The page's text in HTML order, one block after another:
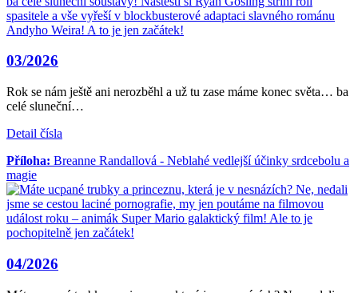
03/2026
Rok se nám ještě ani nerozběhl a už tu zase máme konec světa… ba
celé sluneční…
Detail čísla
Příloha: Breanne Randallová - Neblahé vedlejší účinky srdcebolu a
magie
04/2026